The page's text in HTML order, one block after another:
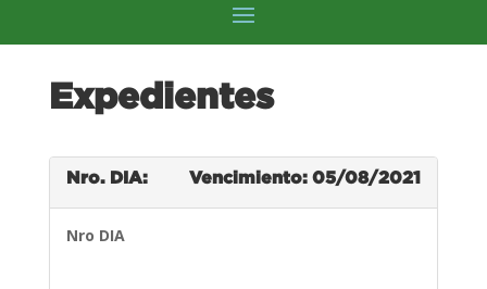
Expedientes
Nro. DIA: Vencimiento: 05/08/2021
Nro DIA